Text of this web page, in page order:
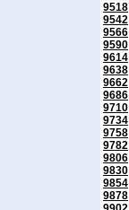
9518
9542
9566
9590
9614
9638
9662
9686
9710
9734
9758
9782
9806
9830
9854
9878